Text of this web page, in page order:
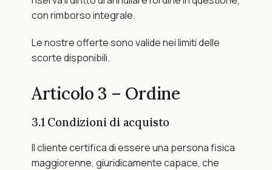
con rimborso integrale.
Le nostre offerte sono valide nei limiti delle
scorte disponibili.
Articolo 3 – Ordine
3.1 Condizioni di acquisto
Il cliente certifica di essere una persona fisica
maggiorenne, giuridicamente capace, che